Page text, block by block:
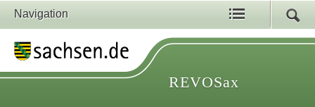
Navigation
REVOSax